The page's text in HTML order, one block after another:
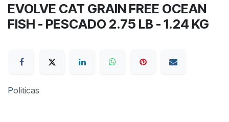
EVOLVE CAT GRAIN FREE OCEAN
FISH - PESCADO 2.75 LB - 1.24 KG
Politicas